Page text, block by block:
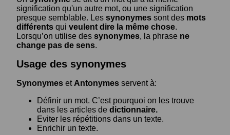
signification qu'un autre mot, ou une signification
presque semblable. Les synonymes sont des mots
différents qui veulent dire la même chose.
Lorsqu’on utilise des synonymes, la phrase ne
change pas de sens.
Usage des synonymes
Synonymes et Antonymes servent à:
Définir un mot. C’est pourquoi on les trouve
dans les articles de dictionnaire.
Eviter les répétitions dans un texte.
Enrichir un texte.